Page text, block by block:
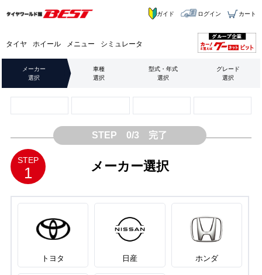
タイヤ ホイール メニュー シミュレータ
ガイド ログイン カート
メーカー
選択
車種
選択
型式・年式
選択
グレード
選択
STEP 0/3 完了
STEP
1 メーカー選択
トヨタ 日産 ホンダ